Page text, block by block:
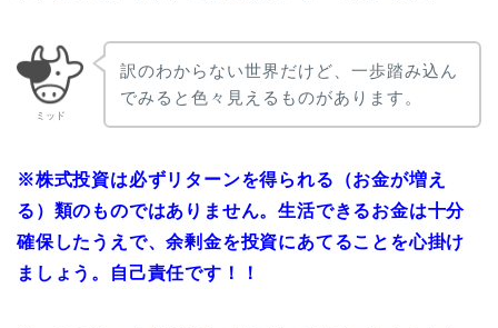
ミッド
訳のわからない世界だけど、一歩踏み込ん
でみると色々見えるものがあります。
※株式投資は必ずリターンを得られる（お金が増え
る）類のものではありません。生活できるお金は十分
確保したうえで、余剰金を投資にあてることを心掛け
ましょう。自己責任です！！